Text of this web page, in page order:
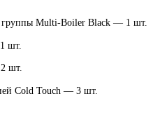
группы Multi-Boiler Black — 1 шт.
шт.
шт.
Cold Touch — 3 шт.